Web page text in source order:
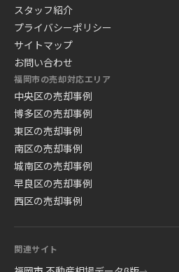
スタッフ紹介
プライバシーポリシー
サイトマップ
お問い合わせ
福岡市の売却対応エリア
中央区の売却事例
博多区の売却事例
東区の売却事例
南区の売却事例
城南区の売却事例
早良区の売却事例
西区の売却事例
関連サイト